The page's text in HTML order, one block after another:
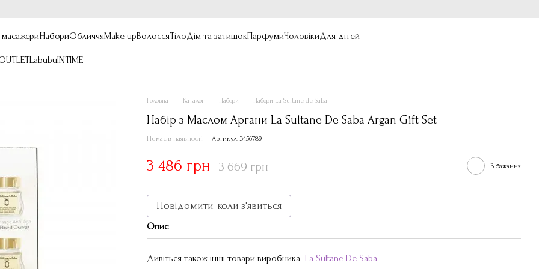
масажериНабориОбличчяMake upВолоссяТілоДім та затишокПарфумиЧоловікиДля дітей
LabubuINTIME
Головна Каталог Набори Набори La Sultane de Saba
Набір з Маслом Аргани La Sultane De Saba Argan Gift Set
Немає в наявності Артикул: 3456789
3 486 грн 3 669 грн В бажання
Повідомити, коли з'явиться
Опис
Дивіться також інші товари виробника La Sultane De Saba